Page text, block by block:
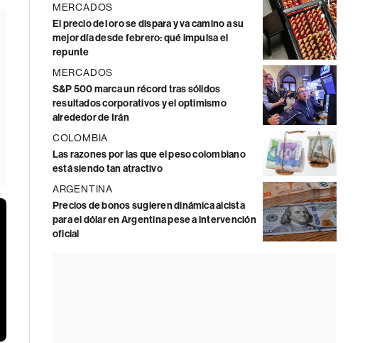
MERCADOS
El precio del oro se dispara y va camino a su
mejor día desde febrero: qué impulsa el
repunte
MERCADOS
S&P 500 marca un récord tras sólidos
resultados corporativos y el optimismo
alrededor de Irán
COLOMBIA
Las razones por las que el peso colombiano
está siendo tan atractivo
ARGENTINA
Precios de bonos sugieren dinámica alcista
para el dólar en Argentina pese a intervención
oficial